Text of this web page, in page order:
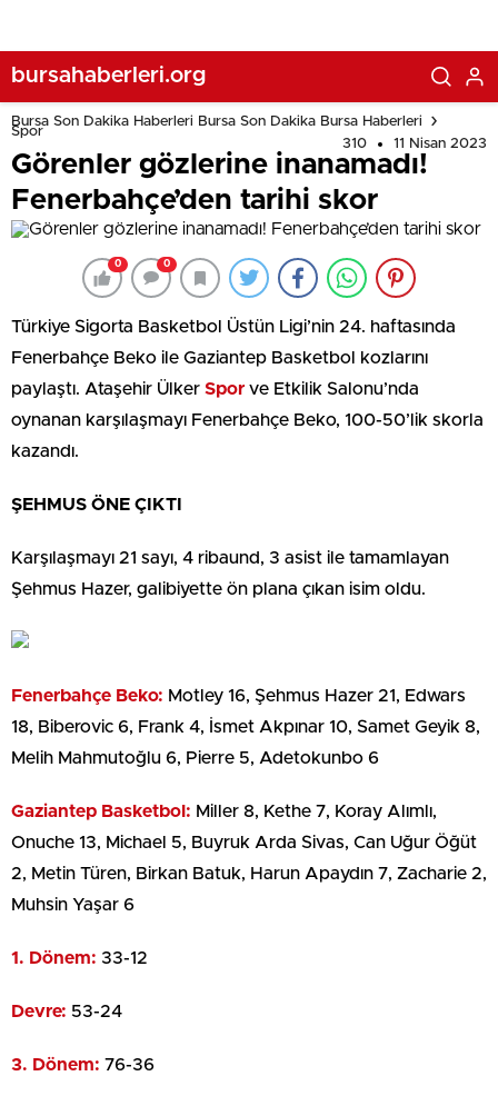
bursahaberleri.org
Bursa Son Dakika Haberleri Bursa Son Dakika Bursa Haberleri
Spor
310
11 Nisan 2023
Görenler gözlerine inanamadı!
Fenerbahçe’den tarihi skor
0 0
Türkiye Sigorta Basketbol Üstün Ligi’nin 24. haftasında
Fenerbahçe Beko ile Gaziantep Basketbol kozlarını
paylaştı. Ataşehir Ülker Spor ve Etkilik Salonu’nda
oynanan karşılaşmayı Fenerbahçe Beko, 100-50’lik skorla
kazandı.
ŞEHMUS ÖNE ÇIKTI
Karşılaşmayı 21 sayı, 4 ribaund, 3 asist ile tamamlayan
Şehmus Hazer, galibiyette ön plana çıkan isim oldu.
Fenerbahçe Beko: Motley 16, Şehmus Hazer 21, Edwars
18, Biberovic 6, Frank 4, İsmet Akpınar 10, Samet Geyik 8,
Melih Mahmutoğlu 6, Pierre 5, Adetokunbo 6
Gaziantep Basketbol: Miller 8, Kethe 7, Koray Alımlı,
Onuche 13, Michael 5, Buyruk Arda Sivas, Can Uğur Öğüt
2, Metin Türen, Birkan Batuk, Harun Apaydın 7, Zacharie 2,
Muhsin Yaşar 6
1. Dönem: 33-12
Devre: 53-24
3. Dönem: 76-36